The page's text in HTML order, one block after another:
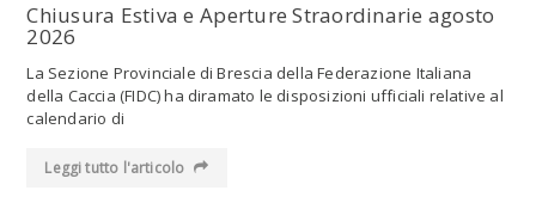
Chiusura Estiva e Aperture Straordinarie agosto
2026
La Sezione Provinciale di Brescia della Federazione Italiana
della Caccia (FIDC) ha diramato le disposizioni ufficiali relative al
calendario di
Leggi tutto l'articolo